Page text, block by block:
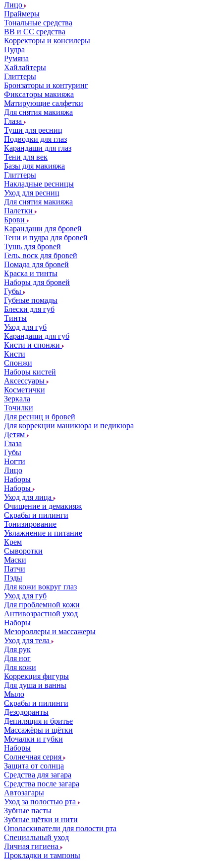
Лицо
Праймеры
Тональные средства
ВВ и СС средства
Корректоры и консилеры
Пудра
Румяна
Хайлайтеры
Глиттеры
Бронзаторы и контуринг
Фиксаторы макияжа
Матирующие салфетки
Для снятия макияжа
Глаза
Туши для ресниц
Подводки для глаз
Карандаши для глаз
Тени для век
Базы для макияжа
Глиттеры
Накладные ресницы
Уход для ресниц
Для снятия макияжа
Палетки
Брови
Карандаши для бровей
Тени и пудра для бровей
Тушь для бровей
Гель, воск для бровей
Помада для бровей
Краска и тинты
Наборы для бровей
Губы
Губные помады
Блески для губ
Тинты
Уход для губ
Карандаши для губ
Кисти и спонжи
Кисти
Спонжи
Наборы кистей
Аксессуары
Косметички
Зеркала
Точилки
Для ресниц и бровей
Для коррекции маникюра и педикюра
Детям
Глаза
Губы
Ногти
Лицо
Наборы
Наборы
Уход для лица
Очищение и демакияж
Скрабы и пилинги
Тонизирование
Увлажнение и питание
Крем
Сыворотки
Маски
Патчи
Пэды
Для кожи вокруг глаз
Уход для губ
Для проблемной кожи
Антивозрастной уход
Наборы
Мезороллеры и массажеры
Уход для тела
Для рук
Для ног
Для кожи
Коррекция фигуры
Для душа и ванны
Мыло
Скрабы и пилинги
Дезодоранты
Депиляция и бритье
Массажёры и щётки
Мочалки и губки
Наборы
Солнечная серия
Защита от солнца
Средства для загара
Средства после загара
Автозагары
Уход за полостью рта
Зубные пасты
Зубные щётки и нити
Ополаскиватели для полости рта
Специальный уход
Личная гигиена
Прокладки и тампоны